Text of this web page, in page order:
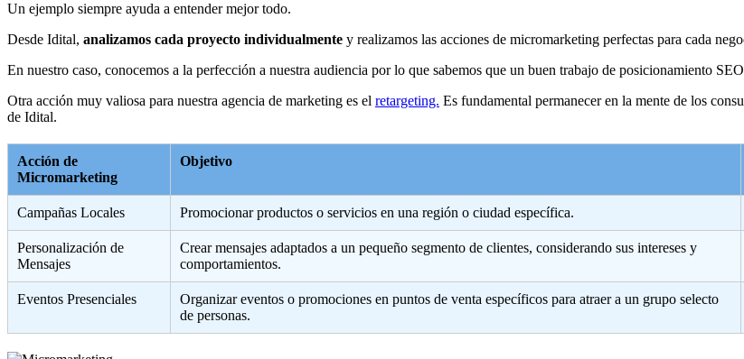
Un ejemplo siempre ayuda a entender mejor todo.
Desde Idital, analizamos cada proyecto individualmente y realizamos las acciones de micromarketing perfectas para cada
En nuestro caso, conocemos a la perfección a nuestra audiencia por lo que sabemos que un buen trabajo de posicionamiento
Otra acción muy valiosa para nuestra agencia de marketing es el retargeting. Es fundamental permanecer en la mente de los
de Idital.
Acción de
Micromarketing
Objetivo
Campañas Locales Promocionar productos o servicios en una región o ciudad específica.
Personalización de
Mensajes
Crear mensajes adaptados a un pequeño segmento de clientes, considerando sus intereses y
comportamientos.
Eventos Presenciales
Organizar eventos o promociones en puntos de venta específicos para atraer a un grupo selecto
de personas.